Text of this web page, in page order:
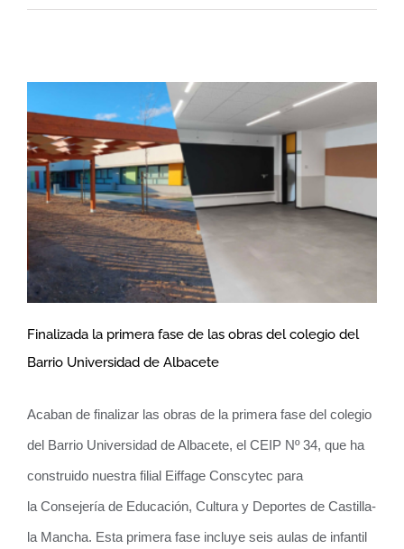
del colegio del Barrio Universidad de
Albacete
Finalizada la primera fase de las obras del colegio del
Barrio Universidad de Albacete
Acaban de finalizar las obras de la primera fase del colegio
del Barrio Universidad de Albacete, el CEIP Nº 34, que ha
construido nuestra filial Eiffage Conscytec para
la Consejería de Educación, Cultura y Deportes de Castilla-
la Mancha. Esta primera fase incluye seis aulas de infantil